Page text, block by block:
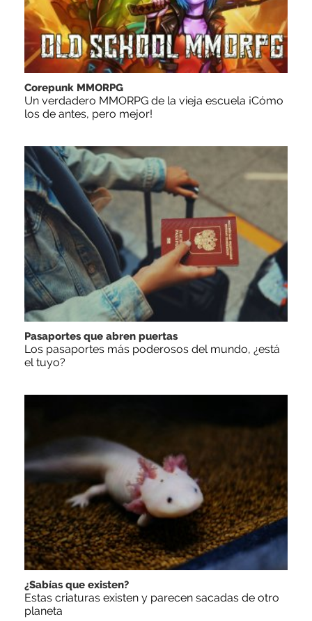
Corepunk MMORPG
Un verdadero MMORPG de la vieja escuela ¡Cómo
los de antes, pero mejor!
Pasaportes que abren puertas
Los pasaportes más poderosos del mundo, ¿está
el tuyo?
¿Sabías que existen?
Estas criaturas existen y parecen sacadas de otro
planeta